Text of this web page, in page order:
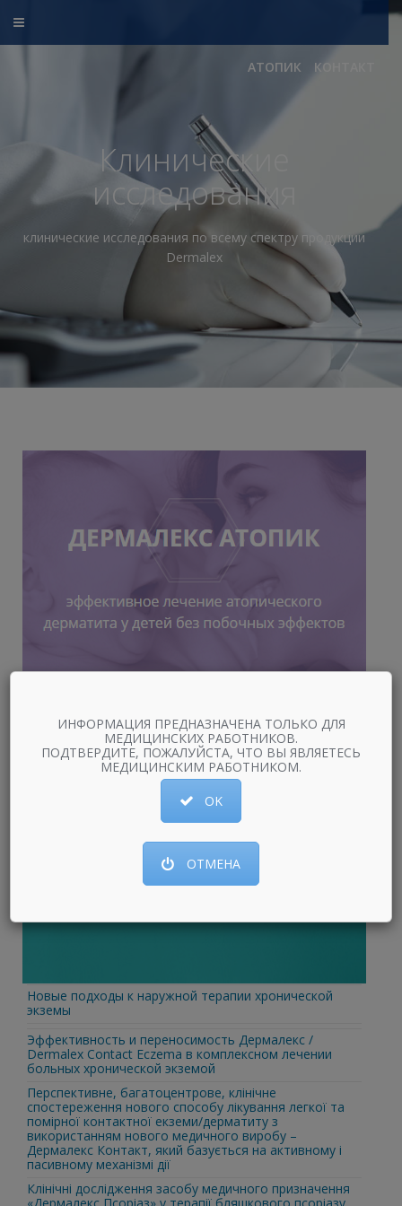
АТОПИК КОНТАКТ
Клинические
исследования
клинические исследования по всему спектру продукции
Dermalex
Новые подходы к наружной терапии хронической
экземы
Эффективность и переносимость Дермалекс /
Dermalex Contact Eczema в комплексном лечении
больных хронической экземой
Перспективне, багатоцентрове, клінічне
спостереження нового способу лікування легкої та
помірної контактної екземи/дерматиту з
використанням нового медичного виробу –
Дермалекс Контакт, який базується на активному і
пасивному механізмі дії
Клінічні дослідження засобу медичного призначення
ИНФОРМАЦИЯ ПРЕДНАЗНАЧЕНА ТОЛЬКО ДЛЯ
МЕДИЦИНСКИХ РАБОТНИКОВ.
ПОДТВЕРДИТЕ, ПОЖАЛУЙСТА, ЧТО ВЫ ЯВЛЯЕТЕСЬ
МЕДИЦИНСКИМ РАБОТНИКОМ.
OK
ОТМЕНА